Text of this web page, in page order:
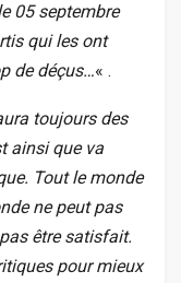
05 septembre
qui les ont
de déçus…« .
toujours des
ainsi que va
Tout le monde
ne peut pas
être satisfait.
pour mieux